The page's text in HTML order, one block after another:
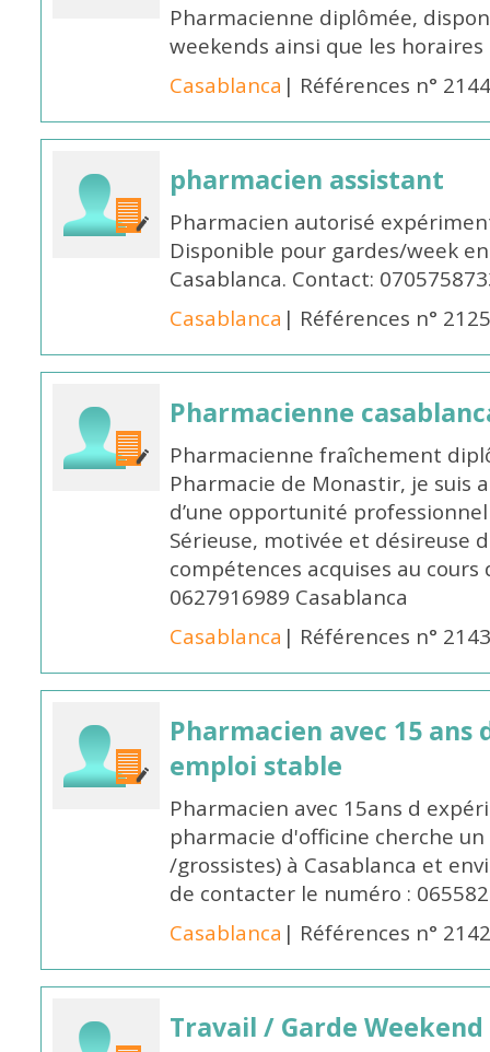
Pharmacienne diplômée,
weekends ainsi que les
Casablanca | Références n°
pharmacien assistant
Pharmacien autorisé
Disponible pour gardes/week
Casablanca. Contact:
Casablanca | Références n°
Pharmacienne
Pharmacienne fraîchement
Pharmacie de Monastir, je suis
d’une opportunité
Sérieuse, motivée et désireuse
compétences acquises au
0627916989 Casablanca
Casablanca | Références n°
Pharmacien avec 15
emploi stable
Pharmacien avec 15ans d
pharmacie d'officine cherche
/grossistes) à Casablanca et
de contacter le numéro :
Casablanca | Références n°
Travail / Garde Weekend